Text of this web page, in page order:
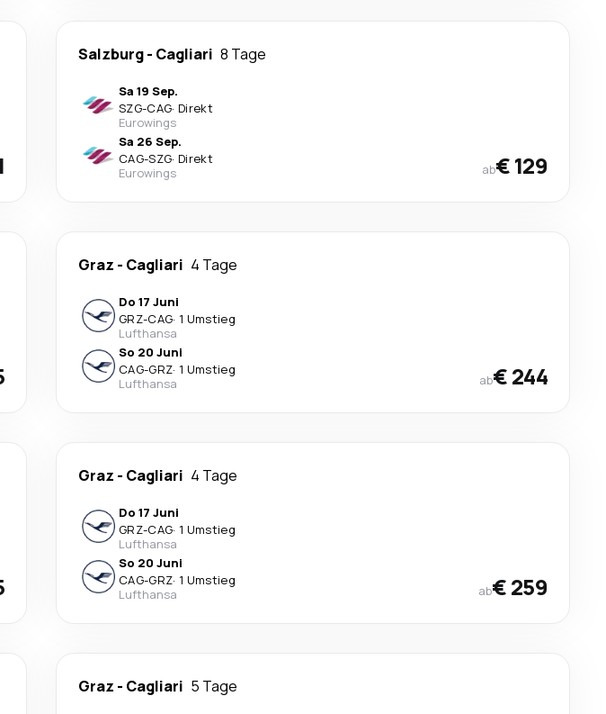
Salzburg- Cagliari 8 Tage
Sa 19 Sep.
SZG-CAG· Direkt
Eurowings
Sa 26 Sep.
CAG-SZG· Direkt
Eurowings
ab€ 129
Graz - Cagliari 4 Tage
Do 17 Juni
GRZ-CAG· 1 Umstieg
Lufthansa
So 20 Juni
CAG-GRZ· 1 Umstieg
Lufthansa
ab€ 244
Graz - Cagliari 4 Tage
Do 17 Juni
GRZ-CAG· 1 Umstieg
Lufthansa
So 20 Juni
CAG-GRZ· 1 Umstieg
Lufthansa
ab€ 259
Graz - Cagliari 5 Tage